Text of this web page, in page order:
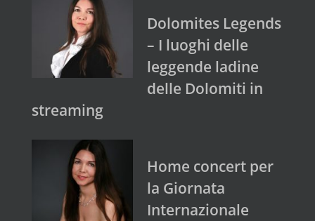
Dolomites Legends
– I luoghi delle
leggende ladine
delle Dolomiti in
streaming
Home concert per
la Giornata
Internazionale